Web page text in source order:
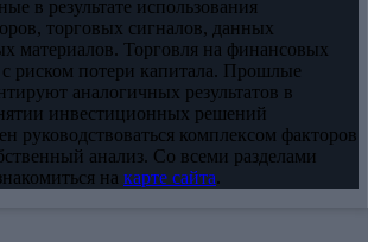
в результате использования
торговых сигналов, данных
материалов. Торговля на финансовых
риском потери капитала. Прошлые
аналогичных результатов в
инвестиционных решений
руководствоваться комплексом факторов
анализ. Со всеми разделами
на карте сайта.